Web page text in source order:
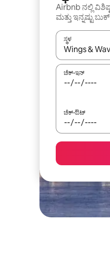
Airbnb ನಲ್ಲಿ
ಮತ್ತು ಇನ್ನಷ್ಟು
ಸ್ಥಳ
ಫಲಿತಾಂಶಗಳು
ಚೆಕ್-ಇನ್
ಚೆಕ್-ಔಟ್